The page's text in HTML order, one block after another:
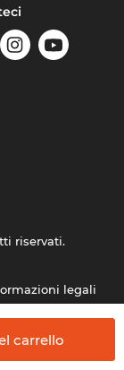
carrello
legali
riservati.